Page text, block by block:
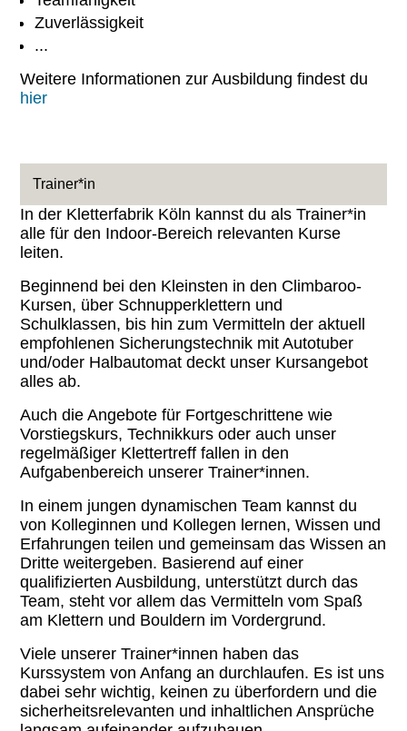
Zuverlässigkeit
...
Weitere Informationen zur Ausbildung findest du
hier
Trainer*in
In der Kletterfabrik Köln kannst du als Trainer*in
alle für den Indoor-Bereich relevanten Kurse
leiten.
Beginnend bei den Kleinsten in den Climbaroo-
Kursen, über Schnupperklettern und
Schulklassen, bis hin zum Vermitteln der aktuell
empfohlenen Sicherungstechnik mit Autotuber
und/oder Halbautomat deckt unser Kursangebot
alles ab.
Auch die Angebote für Fortgeschrittene wie
Vorstiegskurs, Technikkurs oder auch unser
regelmäßiger Klettertreff fallen in den
Aufgabenbereich unserer Trainer*innen.
In einem jungen dynamischen Team kannst du
von Kolleginnen und Kollegen lernen, Wissen und
Erfahrungen teilen und gemeinsam das Wissen an
Dritte weitergeben. Basierend auf einer
qualifizierten Ausbildung, unterstützt durch das
Team, steht vor allem das Vermitteln vom Spaß
am Klettern und Bouldern im Vordergrund.
Viele unserer Trainer*innen haben das
Kurssystem von Anfang an durchlaufen. Es ist uns
dabei sehr wichtig, keinen zu überfordern und die
sicherheitsrelevanten und inhaltlichen Ansprüche